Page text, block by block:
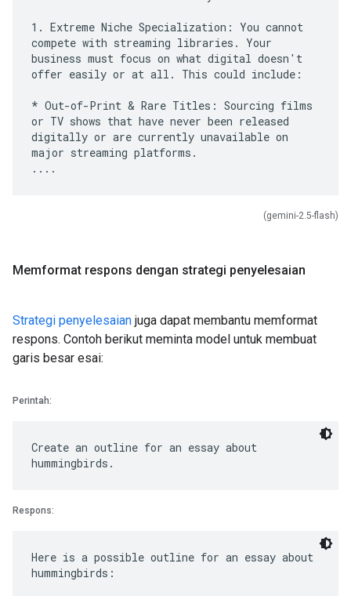
1. Extreme Niche Specialization: You cannot
compete with streaming libraries. Your
business must focus on what digital doesn't
offer easily or at all. This could include:
* Out-of-Print & Rare Titles: Sourcing films
or TV shows that have never been released
digitally or are currently unavailable on
major streaming platforms.
(gemini-2.5-flash)
Memformat respons dengan strategi penyelesaian
Strategi penyelesaian juga dapat membantu memformat
respons. Contoh berikut meminta model untuk membuat
garis besar esai:
Perintah:
Create an outline for an essay about
Respons:
Here is a possible outline for an essay about
hummingbirds: